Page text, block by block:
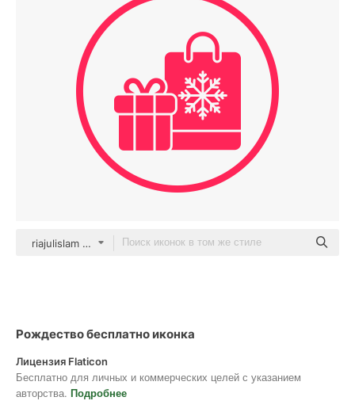
riajulislam color fill
Рождество бесплатно иконка
Лицензия Flaticon
Бесплатно для личных и коммерческих целей с указанием
авторства. Подробнее